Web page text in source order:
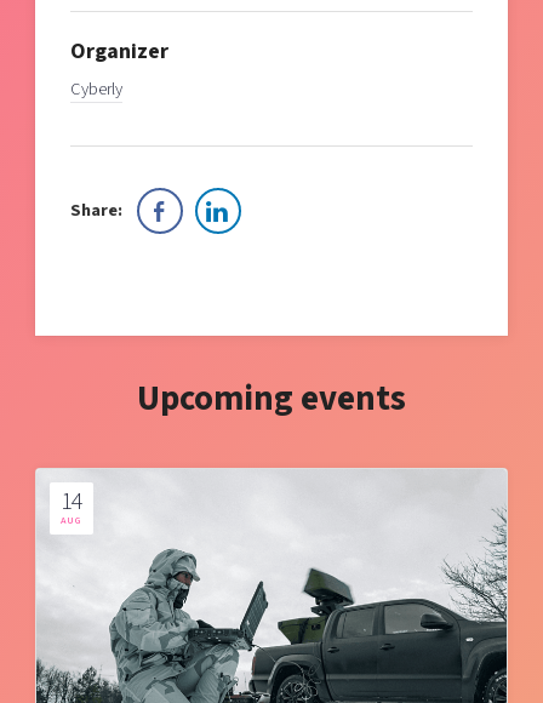
Organizer
Cyberly
Share:
Upcoming events
14
AUG